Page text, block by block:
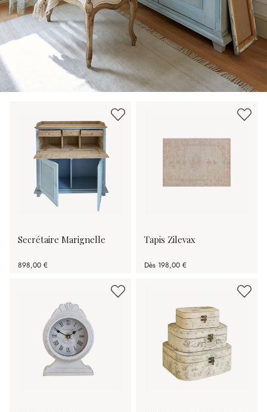
Secrétaire Marignelle
898,00 €
Tapis Zilevax
Dès 198,00 €